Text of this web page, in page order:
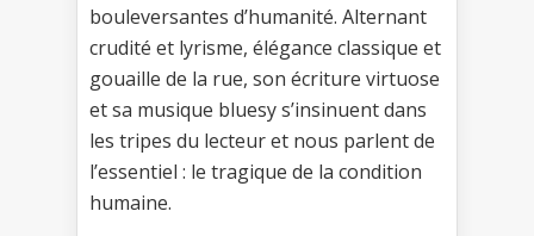
bouleversantes d’humanité. Alternant
crudité et lyrisme, élégance classique et
gouaille de la rue, son écriture virtuose
et sa musique bluesy s’insinuent dans
les tripes du lecteur et nous parlent de
l’essentiel : le tragique de la condition
humaine.